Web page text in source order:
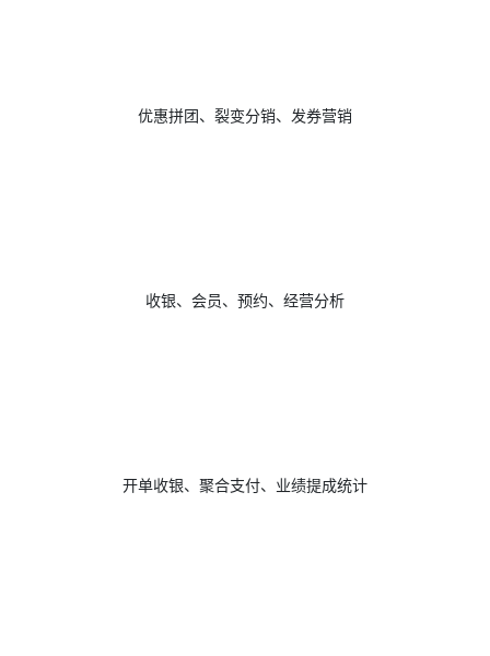
优惠拼团、裂变分销、发券营销
收银、会员、预约、经营分析
开单收银、聚合支付、业绩提成统计